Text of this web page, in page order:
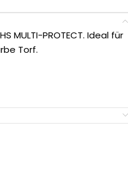
MULTI-PROTECT. Ideal für
Torf.